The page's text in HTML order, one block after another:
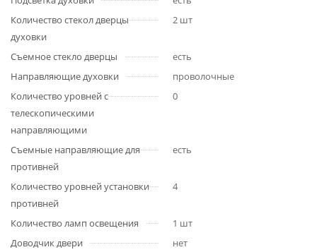
Количество стекол дверцы
духовки
2 шт
Съемное стекло дверцы
есть
Направляющие духовки
проволочные
Количество уровней с
телескопическими
направляющими
0
Съемные направляющие для
противней
есть
Количество уровней установки
противней
4
Количество ламп освещения
1 шт
Доводчик двери
нет